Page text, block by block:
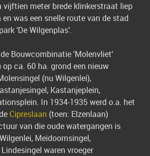
vijftien meter brede klinkerstraat liep
was een snelle route van de stad
‘De Wilgenplas’.
Bouwcombinatie 'Molenvliet'
op ca. 60 ha. grond een nieuw
(nu Wilgenlei),
Kastanjeplein,
In 1934-1935 werd o.a. het
Cipreslaan (toen: Elzenlaan)
van die oude watergangen is
Meidoornsingel,
waren vroeger